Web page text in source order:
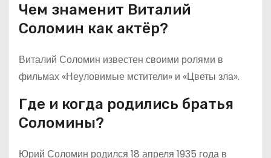
Чем знаменит Виталий
Соломин как актёр?
Виталий Соломин известен своими ролями в
фильмах «Неуловимые мстители» и «Цветы зла».
Где и когда родились братья
Соломины?
Юрий Соломин родился 18 апреля 1935 года в